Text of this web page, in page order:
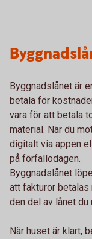
Byggnadslånet är
betala för
vara för att betala
material. När du
digitalt via appen
på förfallodagen.
Byggnadslånet
att fakturor betalas
den del av lånet du
När huset är klart,